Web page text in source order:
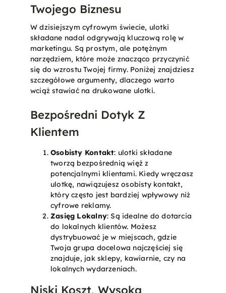
Twojego Biznesu
W dzisiejszym cyfrowym świecie, ulotki
składane nadal odgrywają kluczową rolę w
marketingu. Są prostym, ale potężnym
narzędziem, które może znacząco przyczynić
się do wzrostu Twojej firmy. Poniżej znajdziesz
szczegółowe argumenty, dlaczego warto
wciąż stawiać na drukowane ulotki.
Bezpośredni Dotyk Z
Klientem
Osobisty Kontakt: ulotki składane
tworzą bezpośrednią więź z
potencjalnymi klientami. Kiedy wręczasz
ulotkę, nawiązujesz osobisty kontakt,
który często jest bardziej wpływowy niż
cyfrowe reklamy.
Zasięg Lokalny: Są idealne do dotarcia
do lokalnych klientów. Możesz
dystrybuować je w miejscach, gdzie
Twoja grupa docelowa najczęściej się
znajduje, jak sklepy, kawiarnie, czy na
lokalnych wydarzeniach.
Niski Koszt, Wysoka